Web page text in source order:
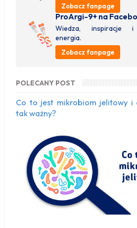
Zobacz fanpage
ProArgi-9+ na
Wiedza, inspiracje i
energia.
Zobacz fanpage
POLECANY POST
Co to jest mikrobiom jelitowy i
tak ważny?